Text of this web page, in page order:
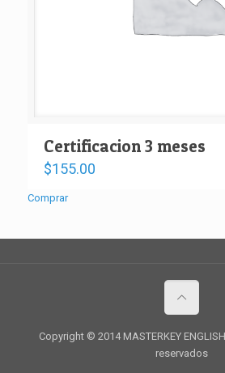
Certificacion 3 meses
$155.00
Comprar
Copyright © 2014 MASTERKEY
reservados